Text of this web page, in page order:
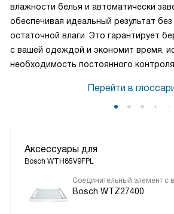
влажности белья и автоматически
обеспечивая идеальный результат
остаточной влаги. Это гарантирует
с вашей одеждой и экономит время,
необходимость постоянного
Перейти в
Аксессуары для
Bosch WTH85V9FPL
Соединительный элемент с
Bosch WTZ27400